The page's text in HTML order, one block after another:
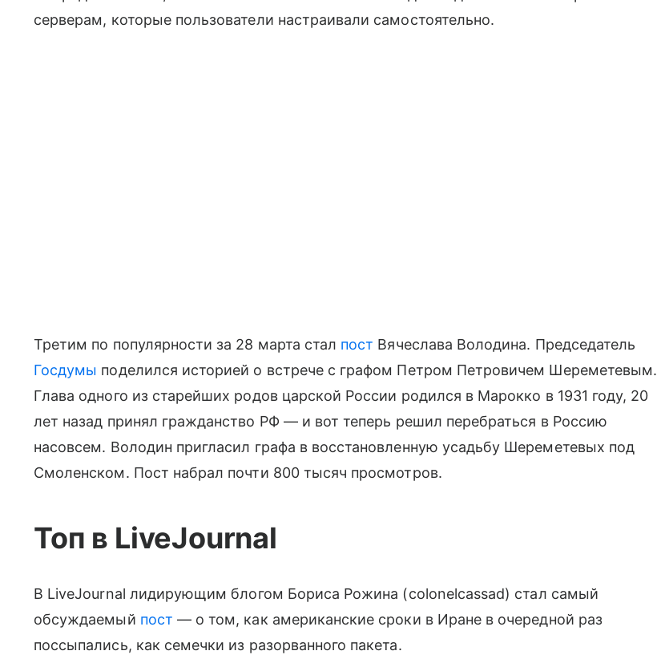
серверам, которые пользователи настраивали самостоятельно.
Третим по популярности за 28 марта стал пост Вячеслава Володина. Председатель
Госдумы поделился историей о встрече с графом Петром Петровичем Шереметевым.
Глава одного из старейших родов царской России родился в Марокко в 1931 году, 20
лет назад принял гражданство РФ — и вот теперь решил перебраться в Россию
насовсем. Володин пригласил графа в восстановленную усадьбу Шереметевых под
Смоленском. Пост набрал почти 800 тысяч просмотров.
Топ в LiveJournal
В LiveJournal лидирующим блогом Бориса Рожина (colonelcassad) стал самый
обсуждаемый пост — о том, как американские сроки в Иране в очередной раз
поссыпались, как семечки из разорванного пакета.